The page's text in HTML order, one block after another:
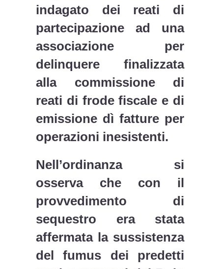
indagato dei reati di
partecipazione ad una
associazione per
delinquere finalizzata
alla commissione di
reati di frode fiscale e di
emissione dì fatture per
operazioni inesistenti.
Nell’ordinanza si
osserva che con il
provvedimento di
sequestro era stata
affermata la sussistenza
del fumus dei predetti